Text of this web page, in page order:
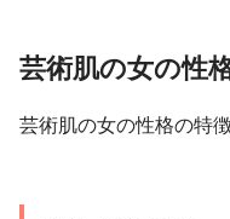
芸術肌の女の性
芸術肌の女の性格の特